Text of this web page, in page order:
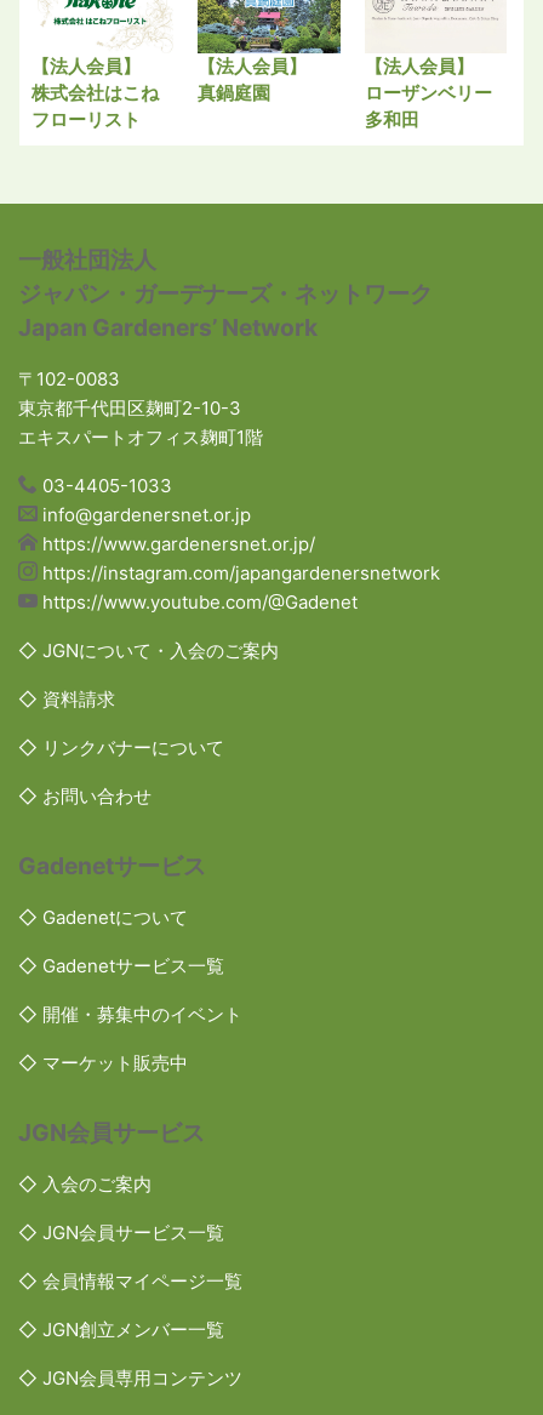
【法人会員】
株式会社はこね
フローリスト
【法人会員】
真鍋庭園
【法人会員】
ローザンベリー
多和田
一般社団法人
ジャパン・ガーデナーズ・ネットワーク
Japan Gardeners’ Network
〒102-0083
東京都千代田区麹町2-10-3
エキスパートオフィス麹町1階
03-4405-1033
info@gardenersnet.or.jp
https://www.gardenersnet.or.jp/
https://instagram.com/japangardenersnetwork
https://www.youtube.com/@Gadenet
◇ JGNについて・入会のご案内
◇ 資料請求
◇ リンクバナーについて
◇ お問い合わせ
Gadenetサービス
◇ Gadenetについて
◇ Gadenetサービス一覧
◇ 開催・募集中のイベント
◇ マーケット販売中
JGN会員サービス
◇ 入会のご案内
◇ JGN会員サービス一覧
◇ 会員情報マイページ一覧
◇ JGN創立メンバー一覧
◇ JGN会員専用コンテンツ